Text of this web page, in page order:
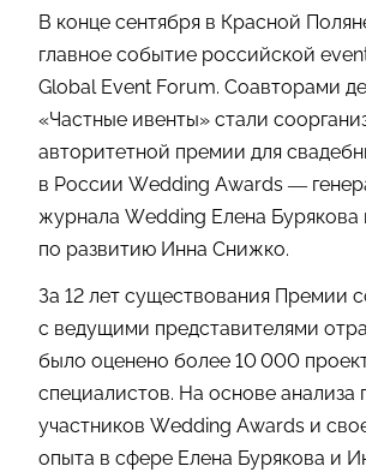
В конце сентября в Красной
главное событие российской
Global Event Forum. Соавторами
«Частные ивенты» стали
авторитетной премии для
в России Wedding Awards —
журнала Wedding Елена Бурякова
по развитию Инна Снижко.
За 12 лет существования Премии
с ведущими представителями
было оценено более 10 000
специалистов. На основе анализа
участников Wedding Awards и
опыта в сфере Елена Бурякова и